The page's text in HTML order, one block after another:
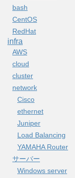
bash
CentOS
RedHat
infra
AWS
cloud
cluster
network
Cisco
ethernet
Juniper
Load Balancing
YAMAHA Router
サーバー
Windows server